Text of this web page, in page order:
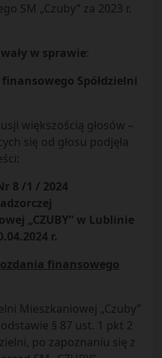
SM „Czuby” za 2023 r.
w sprawie:
Spółdzielni
większością głosów –
się od głosu podjęła
8 /1 / 2024
„CZUBY” w Lublinie
r.
finansowego
Mieszkaniowej „Czuby”
§ 87 ust. 1 pkt 2
po zapoznaniu się z